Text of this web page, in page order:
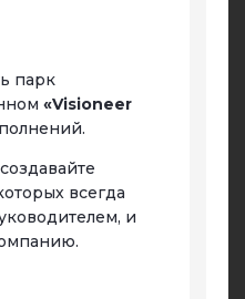
парк
«Visioneer
всегда
и